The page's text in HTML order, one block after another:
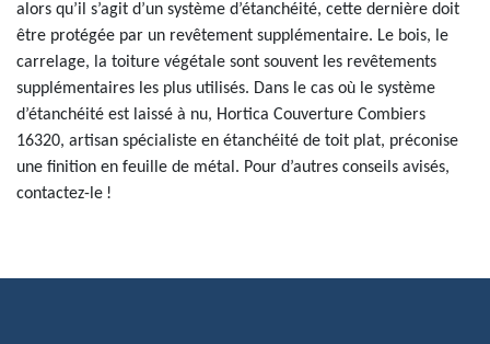
alors qu’il s’agit d’un système d’étanchéité, cette dernière doit
être protégée par un revêtement supplémentaire. Le bois, le
carrelage, la toiture végétale sont souvent les revêtements
supplémentaires les plus utilisés. Dans le cas où le système
d’étanchéité est laissé à nu, Hortica Couverture Combiers
16320, artisan spécialiste en étanchéité de toit plat, préconise
une finition en feuille de métal. Pour d’autres conseils avisés,
contactez-le !